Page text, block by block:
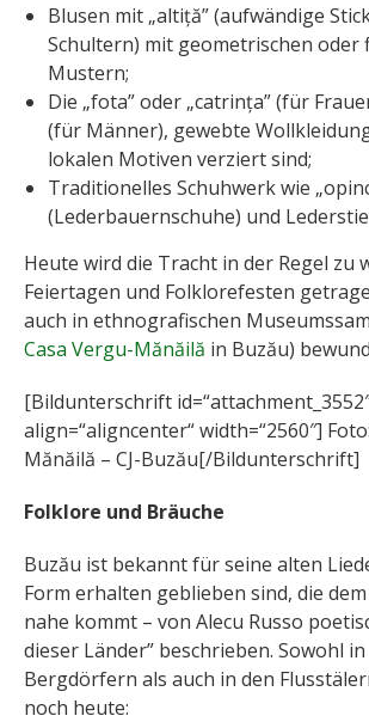
Blusen mit „altiță” (aufwändige
Schultern) mit geometrischen oder
Mustern;
Die „fota” oder „catrința” (für
(für Männer), gewebte
lokalen Motiven verziert sind;
Traditionelles Schuhwerk wie
(Lederbauernschuhe) und
Heute wird die Tracht in der Regel zu
Feiertagen und Folklorefesten
auch in ethnografischen
Casa Vergu-Mănăilă in Buzău)
[Bildunterschrift
align=“aligncenter“ width=“2560″]
Mănăilă – CJ-Buzău[/Bildunterschrift]
Folklore und Bräuche
Buzău ist bekannt für seine alten
Form erhalten geblieben sind, die
nahe kommt – von Alecu Russo
dieser Länder” beschrieben. Sowohl
Bergdörfern als auch in den
noch heute: